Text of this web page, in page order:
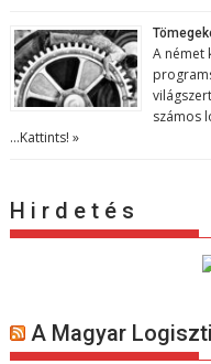
A német
számos
…Kattints! »
H i r d e t é s
A Magyar